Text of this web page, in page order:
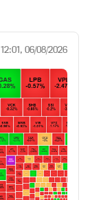
12:01, 06/08/2026